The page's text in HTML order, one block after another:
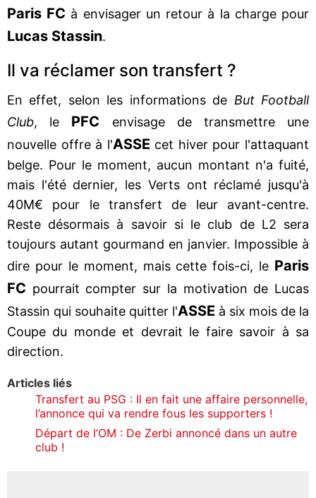
Paris FC à envisager un retour à la charge pour
Lucas Stassin.
Il va réclamer son transfert ?
En effet, selon les informations de But Football
Club, le PFC
envisage de transmettre une
nouvelle offre à l'ASSE cet hiver pour l'attaquant
belge. Pour le moment, aucun montant n'a fuité,
mais l'été dernier, les Verts ont réclamé jusqu'à
40M€ pour le transfert de leur avant-centre.
Reste désormais à savoir si le club de L2 sera
toujours autant gourmand en janvier. Impossible à
dire pour le moment, mais cette fois-ci, le Paris
FC pourrait compter sur la motivation de Lucas
Stassin qui souhaite quitter l'ASSE à six mois de la
Coupe du monde et devrait le faire savoir à sa
direction.
Articles liés
Transfert au PSG : Il en fait une affaire personnelle,
l’annonce qui va rendre fous les supporters !
Départ de l’OM : De Zerbi annoncé dans un autre
club !